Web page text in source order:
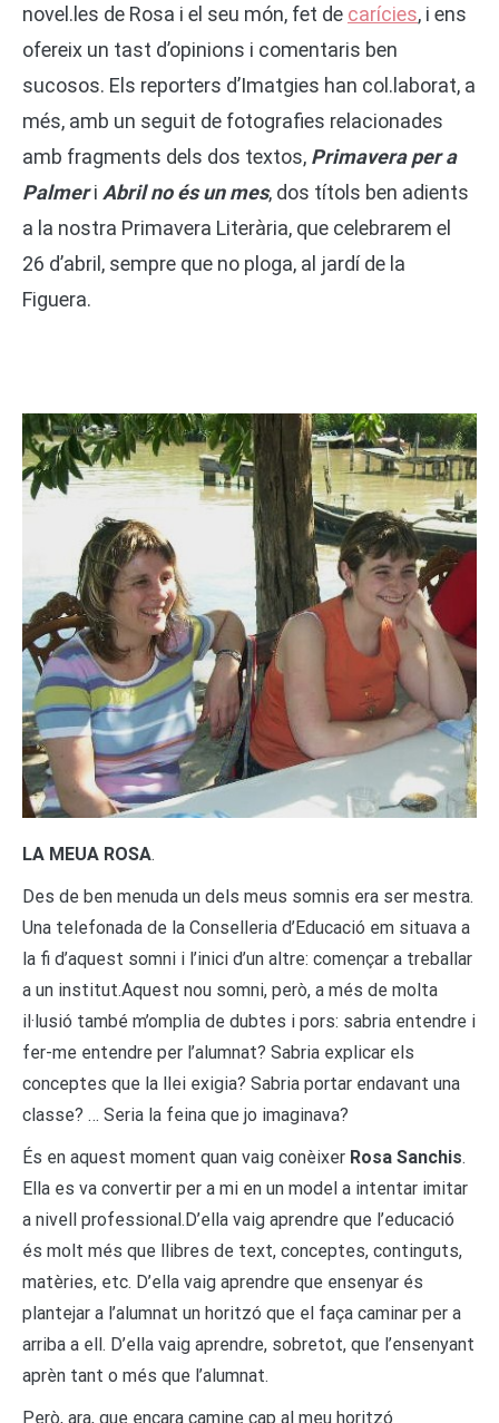
novel.les de Rosa i el seu món, fet de carícies, i ens
ofereix un tast d’opinions i comentaris ben
sucosos. Els reporters d’Imatgies han col.laborat, a
més, amb un seguit de fotografies relacionades
amb fragments dels dos textos, Primavera per a
Palmeri Abril no és un mes, dos títols ben adients
a la nostra Primavera Literària, que celebrarem el
26 d’abril, sempre que no ploga, al jardí de la
Figuera.
LA MEUA ROSA.
Des de ben menuda un dels meus somnis era ser mestra.
Una telefonada de la Conselleria d’Educació em situava a
la fi d’aquest somni i l’inici d’un altre: començar a treballar
a un institut.Aquest nou somni, però, a més de molta
il·lusió també m’omplia de dubtes i pors: sabria entendre i
fer-me entendre per l’alumnat? Sabria explicar els
conceptes que la llei exigia? Sabria portar endavant una
classe? … Seria la feina que jo imaginava?
És en aquest moment quan vaig conèixer Rosa Sanchis.
Ella es va convertir per a mi en un model a intentar imitar
a nivell professional.D’ella vaig aprendre que l’educació
és molt més que llibres de text, conceptes, continguts,
matèries, etc. D’ella vaig aprendre que ensenyar és
plantejar a l’alumnat un horitzó que el faça caminar per a
arriba a ell. D’ella vaig aprendre, sobretot, que l’ensenyant
aprèn tant o més que l’alumnat.
Però, ara, que encara camine cap al meu horitzó